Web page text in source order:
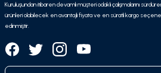
Kuruluşundan itibaren devamlı müşteri odaklı çalışmalarını
ürünleri olabilecek en avantajlı fiyata ve en süratli kargo
edinmiştir.